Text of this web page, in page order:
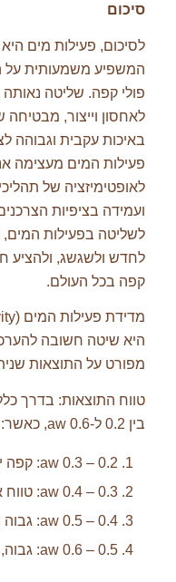
סיכום
לסיכום, פעילות מים
המשפיע משמעותית על
פולי קפה. שליטה
לאחסון וייצור, מבטיחה
באיכות עקבית וגבוהה
פעילות המים מעצימה
לאופטימיזציה של
ועמידה בציפיות
לשליטה בפעילות
לחדש ולשגשג, ולהציע
קפה בכל העולם.
היא שיטה חשובה
מפורט על התוצאות
טווח התוצאות: בדרך
בין 0.2 ל-0.6 aw, כאשר:
0.2 – 0.3 aw: קפה יבש מאוד
0.3 – 0.4 aw: טווח אופטימלי לרוב סוגי הקפה הקלוי
0.4 – 0.5 aw: גבוה מעט, אך עדיין מקובל
0.5 – 0.6 aw: גבוה, עלול להצביע על בעיות